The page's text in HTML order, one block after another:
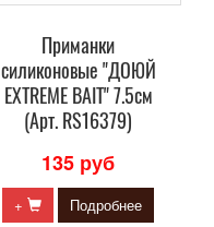
Приманки
силиконовые "ДОЮЙ
EXTREME BAIT" 7.5см
(Арт. RS16379)
135 руб
+ Подробнее